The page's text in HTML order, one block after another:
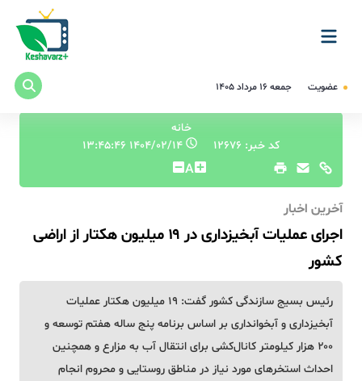
عضویت جمعه ۱۶ مرداد ۱۴۰۵
خانه
کد خبر: 12676
۱۴۰۴/۰۲/۱۴ ۱۳:۴۵:۴۶
A
آخرین اخبار
اجرای عملیات آبخیزداری در ۱۹ میلیون هکتار از اراضی
کشور
رئیس بسیج سازندگی کشور گفت: ۱۹ میلیون هکتار عملیات
آبخیزداری و آبخوانداری بر اساس برنامه پنج ساله هفتم توسعه و
۲۰۰ هزار کیلومتر کانال‌کشی برای انتقال آب به مزارع و همچنین
احداث استخرهای مورد نیاز در مناطق روستایی و محروم انجام